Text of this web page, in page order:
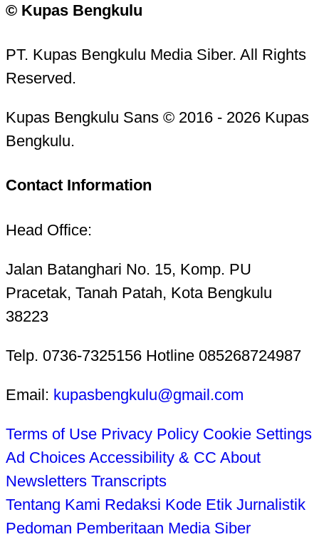
© Kupas Bengkulu
PT. Kupas Bengkulu Media Siber. All Rights
Reserved.
Kupas Bengkulu Sans © 2016 - 2026 Kupas
Bengkulu.
Contact Information
Head Office:
Jalan Batanghari No. 15, Komp. PU
Pracetak, Tanah Patah, Kota Bengkulu
38223
Telp. 0736-7325156 Hotline 085268724987
Email: kupasbengkulu@gmail.com
Terms of Use Privacy Policy Cookie Settings
Ad Choices Accessibility & CC About
Newsletters Transcripts
Tentang Kami Redaksi Kode Etik Jurnalistik
Pedoman Pemberitaan Media Siber